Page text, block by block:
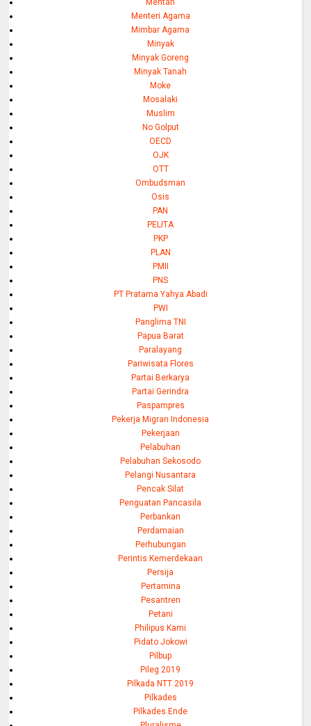
Menteri Agama
Mimbar Agama
Minyak
Minyak Goreng
Minyak Tanah
Moke
Mosalaki
Muslim
No Golput
OECD
OJK
OTT
Ombudsman
Osis
PAN
PELITA
PKP
PLAN
PMII
PNS
PT Pratama Yahya Abadi
PWI
Panglima TNI
Papua Barat
Paralayang
Pariwisata Flores
Partai Berkarya
Partai Gerindra
Paspampres
Pekerja Migran Indonesia
Pekerjaan
Pelabuhan
Pelabuhan Sekosodo
Pelangi Nusantara
Pencak Silat
Penguatan Pancasila
Perbankan
Perdamaian
Perhubungan
Perintis Kemerdekaan
Persija
Pertamina
Pesantren
Petani
Philipus Kami
Pidato Jokowi
Pilbup
Pileg 2019
Pilkada NTT 2019
Pilkades
Pilkades Ende